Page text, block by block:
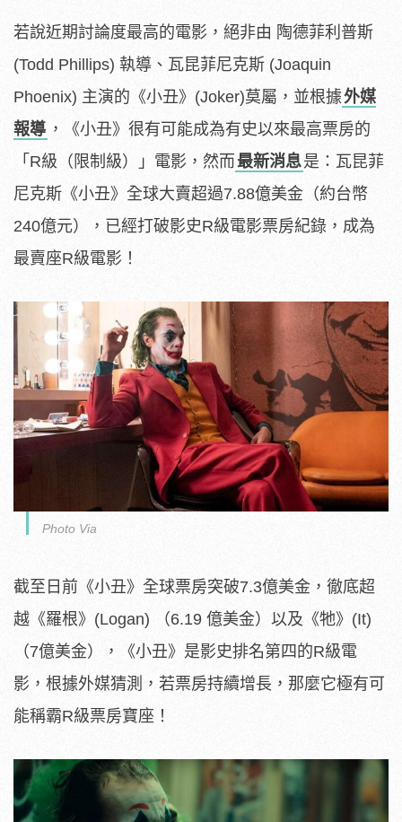
若說近期討論度最高的電影，絕非由 陶德菲利普斯
(Todd Phillips) 執導、瓦昆菲尼克斯 (Joaquin
Phoenix) 主演的《小丑》(Joker)莫屬，並根據外媒
報導 ，《小丑》很有可能成為有史以來最高票房的
「R級（限制級）」電影，然而最新消息是：瓦昆菲
尼克斯《小丑》全球大賣超過7.88億美金（約台幣
240億元），已經打破影史R級電影票房紀錄，成為
最賣座R級電影！
Photo Via
截至日前《小丑》全球票房突破7.3億美金，徹底超
越《羅根》(Logan) （6.19 億美金）以及《牠》(It)
（7億美金），《小丑》是影史排名第四的R級電
影，根據外媒猜測，若票房持續增長，那麼它極有可
能稱霸R級票房寶座！